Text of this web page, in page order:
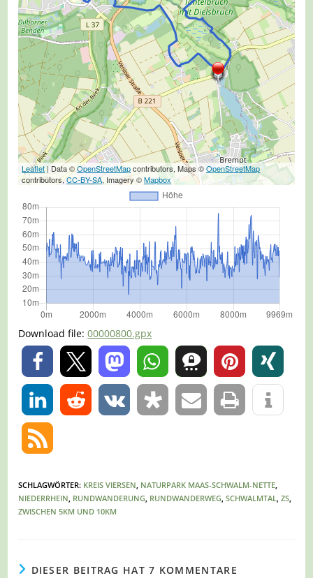
Leaflet | Data ©OpenStreetMapcontributors, Maps ©OpenStreetMap
contributors,CC-BY-SA, Imagery ©Mapbox
Download file:00000800.gpx
0
0
SCHLAGWÖRTER: KREIS VIERSEN, NATURPARK MAAS-SCHWALM-NETTE,
NIEDERRHEIN, RUNDWANDERUNG, RUNDWANDERWEG, SCHWALMTAL, ZS,
ZWISCHEN 5KM UND 10KM
DIESER BEITRAG HAT 7 KOMMENTARE